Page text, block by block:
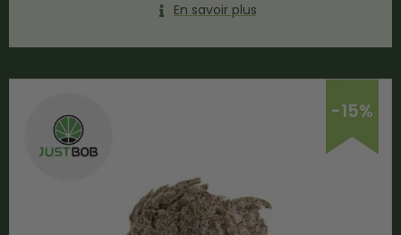
En savoir plus
-15%